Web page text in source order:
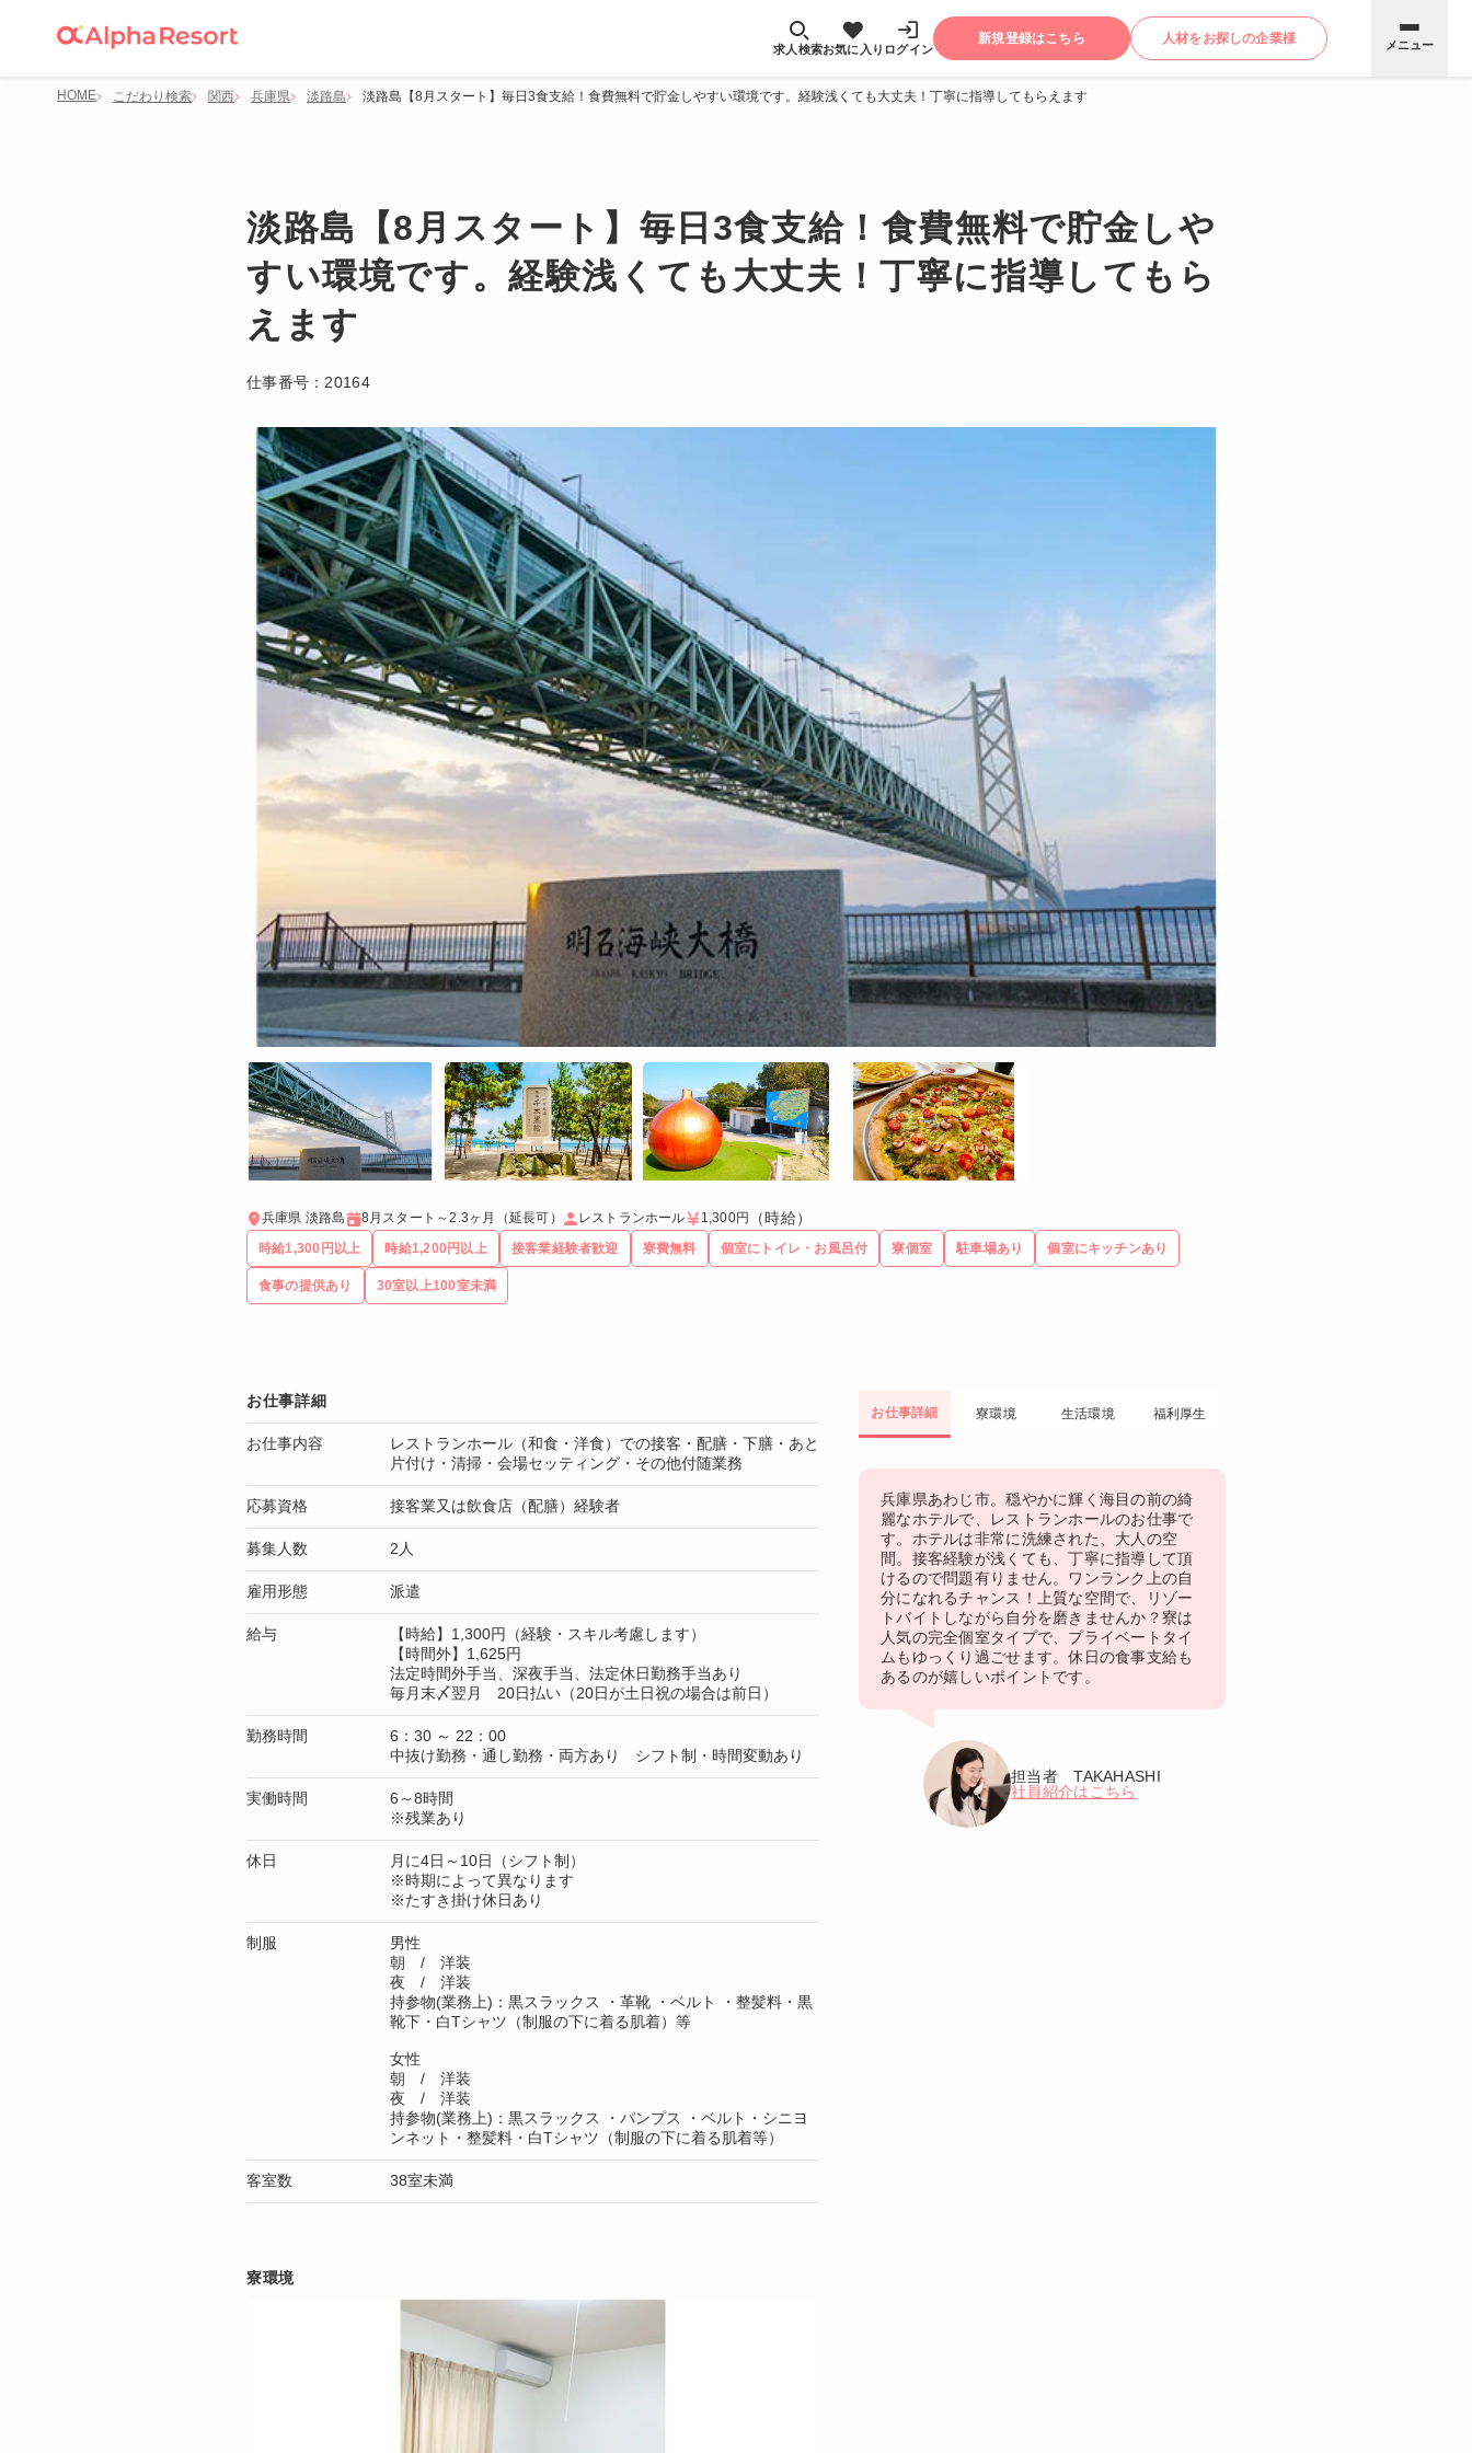
求人検索お気に入り ログイン
新規登録はこちら 人材をお探しの企業様 メニュー
HOME こだわり検索 関西 兵庫県 淡路島 淡路島【8月スタート】毎日3食支給！食費無料で貯金しやすい環境です。経験浅くても大丈夫！丁寧に指導してもらえます
淡路島【8月スタート】毎日3食支給！食費無料で貯金しや
すい環境です。経験浅くても大丈夫！丁寧に指導してもら
えます
仕事番号： 20164
兵庫県 淡路島 8月スタート～2.3ヶ月（延長可） レストランホール 1,300円 （時給）
時給1,300円以上 時給1,200円以上 接客業経験者歓迎 寮費無料 個室にトイレ・お風呂付 寮個室 駐車場あり 個室にキッチンあり
食事の提供あり 30室以上100室未満
お仕事詳細 寮環境 生活環境 福利厚生
兵庫県あわじ市。穏やかに輝く海目の前の綺
麗なホテルで、レストランホールのお仕事で
す。ホテルは非常に洗練された、大人の空
間。接客経験が浅くても、丁寧に指導して頂
けるので問題有りません。ワンランク上の自
分になれるチャンス！上質な空間で、リゾー
トバイトしながら自分を磨きませんか？寮は
人気の完全個室タイプで、プライベートタイ
ムもゆっくり過ごせます。休日の食事支給も
あるのが嬉しいポイントです。
担当者 TAKAHASHI
社員紹介はこちら
お仕事詳細
お仕事内容
レストランホール（和食・洋食）での接客・配膳・下膳・あと
片付け・清掃・会場セッティング・その他付随業務
応募資格 接客業又は飲食店（配膳）経験者
募集人数 2人
雇用形態 派遣
給与
【時給】1,300円（経験・スキル考慮します）
【時間外】1,625円
法定時間外手当、深夜手当、法定休日勤務手当あり
毎月末〆翌月 20日払い（20日が土日祝の場合は前日）
勤務時間
6：30 ～ 22：00
中抜け勤務・通し勤務・両方あり シフト制・時間変動あり
実働時間
6～8時間
※残業あり
休日
月に4日～10日（シフト制）
※時期によって異なります
※たすき掛け休日あり
制服
男性
朝 / 洋装
夜 / 洋装
持参物(業務上)：黒スラックス ・革靴 ・ベルト ・整髪料・黒
靴下・白Tシャツ（制服の下に着る肌着）等
女性
朝 / 洋装
夜 / 洋装
持参物(業務上)：黒スラックス ・パンプス ・ベルト・シニヨ
ンネット・整髪料・白Tシャツ（制服の下に着る肌着等）
客室数 38室未満
寮環境